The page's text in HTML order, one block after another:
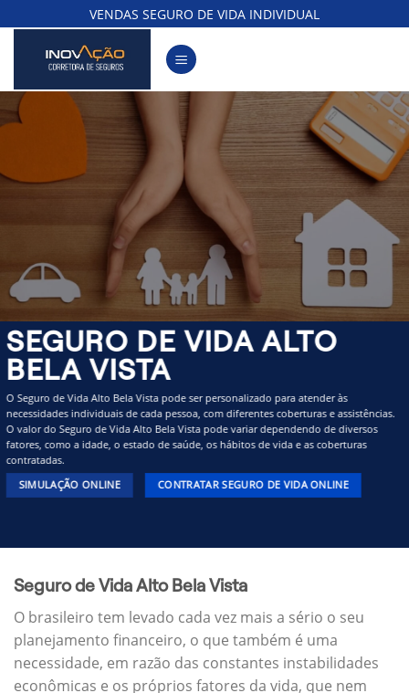
to
content
VENDAS SEGURO DE VIDA INDIVIDUAL
SEGURO DE VIDA ALTO
BELA VISTA
O Seguro de Vida Alto Bela Vista pode ser personalizado para atender às
necessidades individuais de cada pessoa, com diferentes coberturas e assistências.
O valor do Seguro de Vida Alto Bela Vista pode variar dependendo de diversos
fatores, como a idade, o estado de saúde, os hábitos de vida e as coberturas
contratadas.
SIMULAÇÃO ONLINE CONTRATAR SEGURO DE VIDA ONLINE
Seguro de Vida Alto Bela Vista
O brasileiro tem levado cada vez mais a sério o seu
planejamento financeiro, o que também é uma
necessidade, em razão das constantes instabilidades
econômicas e os próprios fatores da vida, que nem